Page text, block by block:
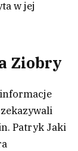
w jej
Ziobry
Patryk Jaki